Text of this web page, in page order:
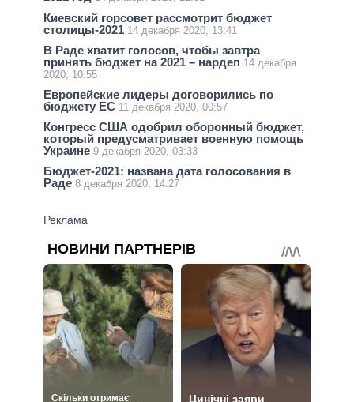
Киевский горсовет рассмотрит бюджет
столицы-2021 14 декабря 2020, 13:41
В Раде хватит голосов, чтобы завтра
принять бюджет на 2021 – нардеп 14 декабря
2020, 10:55
Европейские лидеры договорились по
бюджету ЕС 11 декабря 2020, 00:57
Конгресс США одобрил оборонный бюджет,
который предусматривает военную помощь
Украине 9 декабря 2020, 03:33
Бюджет-2021: названа дата голосования в
Раде 8 декабря 2020, 14:27